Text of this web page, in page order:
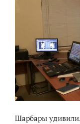
Шарбары удивили.